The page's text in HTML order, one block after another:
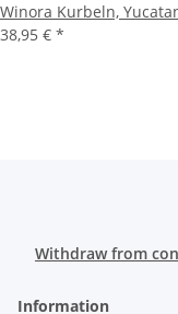
Winora Kurbeln,
38,95 € *
Withdraw from
Information